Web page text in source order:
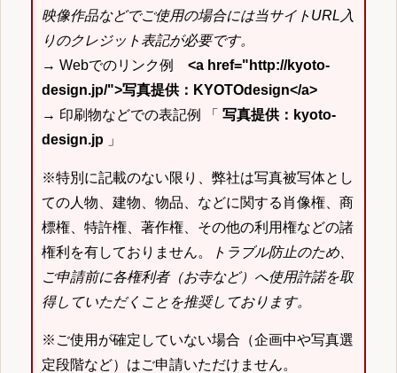
映像作品などでご使用の場合には当サイトURL入
りのクレジット表記が必要です。
→ Webでのリンク例 <a href="http://kyoto-
design.jp/">写真提供：KYOTOdesign</a>
→ 印刷物などでの表記例 「 写真提供：kyoto-
design.jp 」
※特別に記載のない限り、弊社は写真被写体とし
ての人物、建物、物品、などに関する肖像権、商
標権、特許権、著作権、その他の利用権などの諸
権利を有しておりません。
トラブル防止のため、
ご申請前に各権利者（お寺など）へ使用許諾を取
得していただくことを推奨しております。
※ご使用が確定していない場合（企画中や写真選
定段階など）はご申請いただけません。